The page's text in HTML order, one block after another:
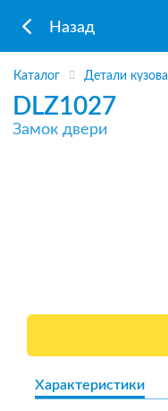
Назад
Каталог Детали кузова
DLZ1027
Замок двери
Характеристики